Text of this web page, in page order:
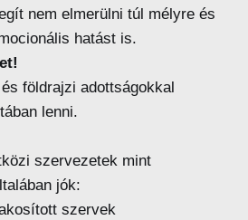
nem elmerülni túl mélyre és
hatást is.
földrajzi adottságokkal
lenni.
szervezetek mint
jók:
szervek